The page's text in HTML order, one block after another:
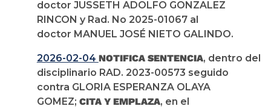
doctor JUSSETH ADOLFO GONZALEZ
RINCON y Rad. No 2025-01067 al
doctor MANUEL JOSÉ NIETO GALINDO.
2026-02-04 NOTIFICA SENTENCIA, dentro del
disciplinario RAD. 2023-00573 seguido
contra GLORIA ESPERANZA OLAYA
GOMEZ; CITA Y EMPLAZA, en el